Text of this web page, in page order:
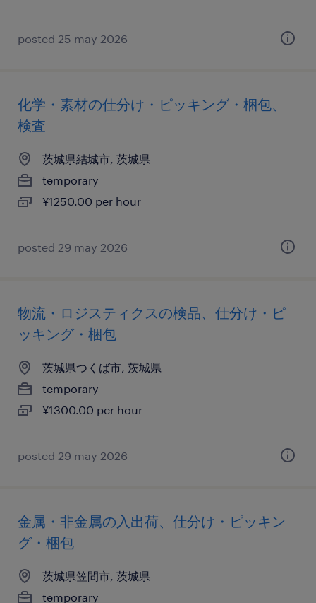
posted 25 may 2026
化学・素材の仕分け・ピッキング・梱包、
検査
茨城県結城市, 茨城県
temporary
¥1250.00 per hour
posted 29 may 2026
物流・ロジスティクスの検品、仕分け・ピ
ッキング・梱包
茨城県つくば市, 茨城県
temporary
¥1300.00 per hour
posted 29 may 2026
金属・非金属の入出荷、仕分け・ピッキン
グ・梱包
茨城県笠間市, 茨城県
temporary